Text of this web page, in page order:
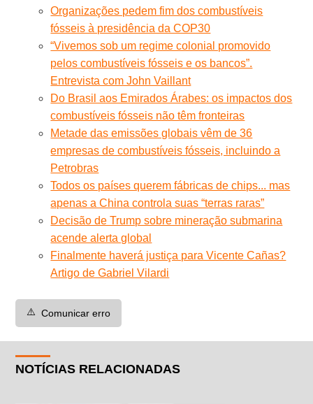
Organizações pedem fim dos combustíveis
fósseis à presidência da COP30
“Vivemos sob um regime colonial promovido
pelos combustíveis fósseis e os bancos”.
Entrevista com John Vaillant
Do Brasil aos Emirados Árabes: os impactos dos
combustíveis fósseis não têm fronteiras
Metade das emissões globais vêm de 36
empresas de combustíveis fósseis, incluindo a
Petrobras
Todos os países querem fábricas de chips... mas
apenas a China controla suas “terras raras”
Decisão de Trump sobre mineração submarina
acende alerta global
Finalmente haverá justiça para Vicente Cañas?
Artigo de Gabriel Vilardi
⚠️ Comunicar erro
NOTÍCIAS RELACIONADAS